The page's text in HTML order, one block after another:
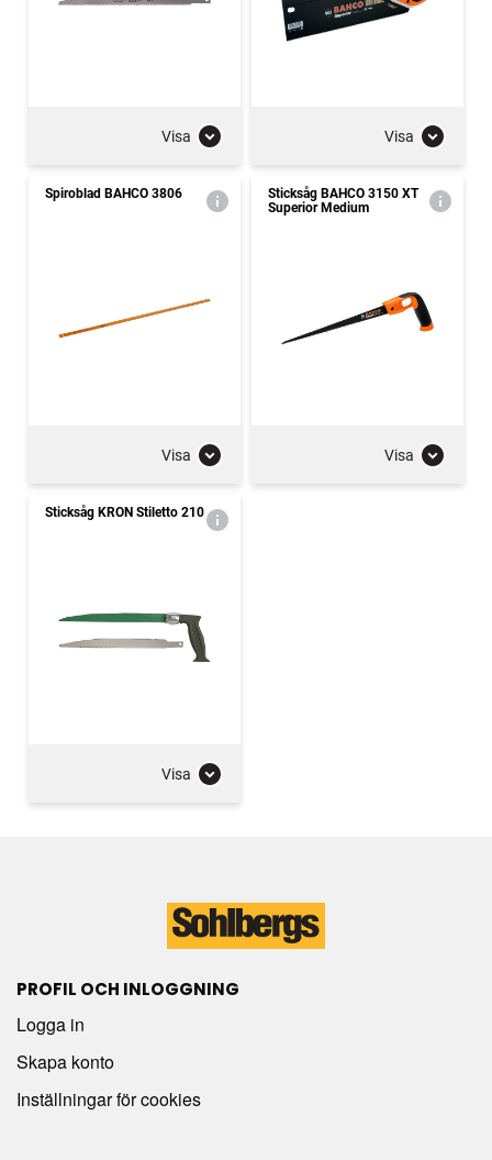
Visa Visa
Spiroblad BAHCO 3806
Visa
Sticksåg BAHCO 3150 XT
Superior Medium
Visa
Sticksåg KRON Stiletto 210
Visa
PROFIL OCH INLOGGNING
Logga in
Skapa konto
Inställningar för cookies